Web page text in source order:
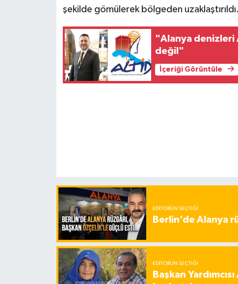
şekilde gömülerek bölgeden uzaklaştırıldı.
"Alanya denizleri
değil"
İçeriği Görüntüle
EDITÖRÜN SEÇTIĞI
Berlin’de Alanya
EDITÖRÜN SEÇTIĞI
Başkan